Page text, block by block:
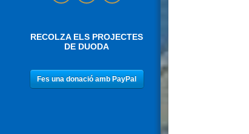
RECOLZA ELS PROJECTES
DE DUODA